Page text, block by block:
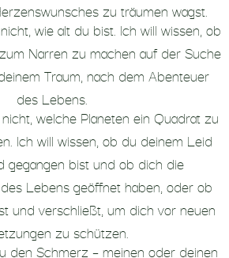
zu träumen wagst.
wie alt du bist. lch will wissen, ob
Narren zu machen auf der Suche
Traum, nach dem Abenteuer
des Lebens.
welche Planeten ein Quadrat zu
lch will wissen, ob du deinem Leid
gegangen bist und ob dich die
Lebens geöffnet haben, oder ob
und verschließt, um dich vor neuen
zu schützen.
den Schmerz – meinen oder deinen